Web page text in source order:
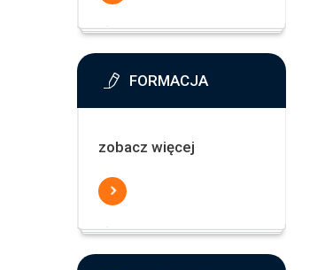
FORMACJA
zobacz więcej